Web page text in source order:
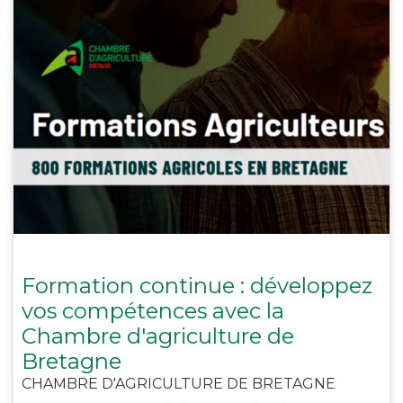
Formation continue : développez
vos compétences avec la
Chambre d'agriculture de
Bretagne
CHAMBRE D'AGRICULTURE DE BRETAGNE